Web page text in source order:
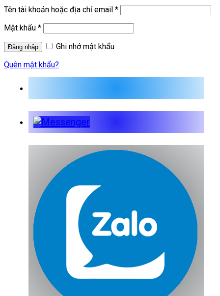
Tên tài khoản hoặc địa chỉ email *
Mật khẩu *
Ghi nhớ mật khẩu
Quên mật khẩu?